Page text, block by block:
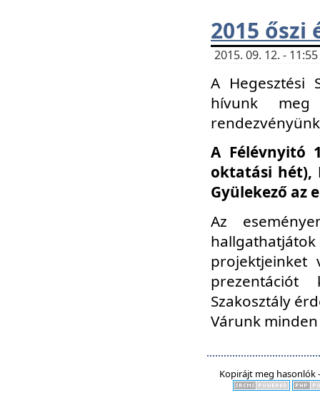
2015
2015. 09. 12. -
A Hegesztési
hívunk
A Félévnyitó
oktatási hét),
Gyülekező az
Az
Szakosztály
Várunk
Kopirájt meg hasonlók